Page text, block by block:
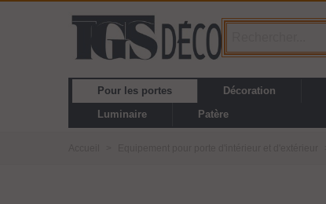
Pour les portes Décoration
Luminaire
Patère